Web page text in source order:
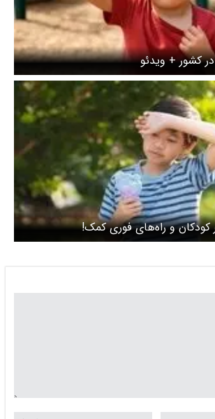
کشور + ویدئو
کودکان و راه‌های فوری کمک!